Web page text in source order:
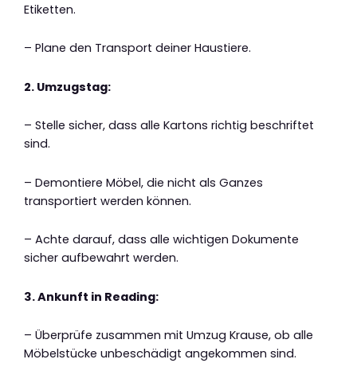
Etiketten.
– Plane den Transport deiner Haustiere.
2. Umzugstag:
– Stelle sicher, dass alle Kartons richtig beschriftet
sind.
– Demontiere Möbel, die nicht als Ganzes
transportiert werden können.
– Achte darauf, dass alle wichtigen Dokumente
sicher aufbewahrt werden.
3. Ankunft in Reading:
– Überprüfe zusammen mit Umzug Krause, ob alle
Möbelstücke unbeschädigt angekommen sind.